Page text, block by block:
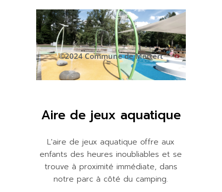
Aire de jeux aquatique
L'aire de jeux aquatique offre aux
enfants des heures inoubliables et se
trouve à proximité immédiate, dans
notre parc à côté du camping.
©2024 Commune de Mertert